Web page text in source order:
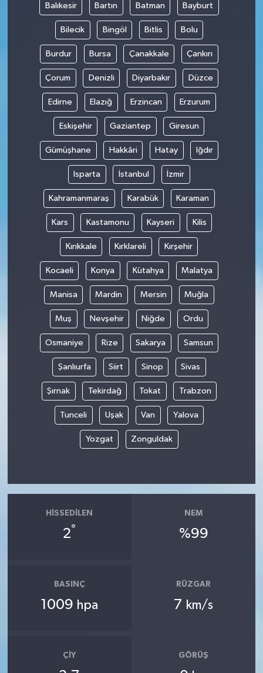
Balıkesir Bartın Batman Bayburt
Bilecik Bingöl Bitlis Bolu
Burdur Bursa Çanakkale Çankırı
Çorum Denizli Diyarbakır Düzce
Edirne Elazığ Erzincan Erzurum
Eskişehir Gaziantep Giresun
Gümüşhane Hakkâri Hatay Iğdır
Isparta İstanbul İzmir
Kahramanmaraş Karabük Karaman
Kars Kastamonu Kayseri Kilis
Kırıkkale Kırklareli Kırşehir
Kocaeli Konya Kütahya Malatya
Manisa Mardin Mersin Muğla
Muş Nevşehir Niğde Ordu
Osmaniye Rize Sakarya Samsun
Şanlıurfa Siirt Sinop Sivas
Şırnak Tekirdağ Tokat Trabzon
Tunceli Uşak Van Yalova
Yozgat Zonguldak
HISSEDILEN
2°
NEM
%99
BASINÇ
1009 hpa
RÜZGAR
7 km/s
ÇIY GÖRÜŞ